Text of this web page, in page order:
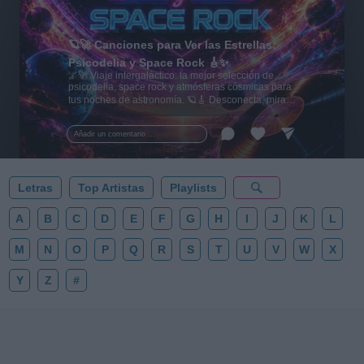
Añadir un comentario ...
🪐🚀 Canciones para Ver las Estrellas:
Psicodelia y Space Rock 🎸✨
🌌🚀 Viaje intergaláctico: la mejor selección de
psicodelia, space rock y atmósferas cósmicas para
tus noches de astronomía. 🪐🎸 Desconecta, mira
al firmamento y siente la gravedad cero. 💾 ¡Guarda
esta colección para tu próxima noche estrellada!
✨⭐
Letras Top Artistas Playlists
A B C D E F G H I J K L
M N O P Q R S T U V W X
Y Z #